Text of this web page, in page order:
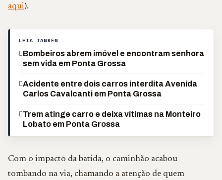
aqui).
LEIA TAMBÉM
Bombeiros abrem imóvel e encontram senhora
sem vida em Ponta Grossa
Acidente entre dois carros interdita Avenida
Carlos Cavalcanti em Ponta Grossa
Trem atinge carro e deixa vítimas na Monteiro
Lobato em Ponta Grossa
Com o impacto da batida, o caminhão acabou
tombando na via, chamando a atenção de quem